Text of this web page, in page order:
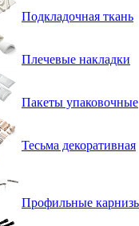
Подкладочная ткань
Плечевые накладки
Пакеты упаковочные
Тесьма декоративная
Профильные